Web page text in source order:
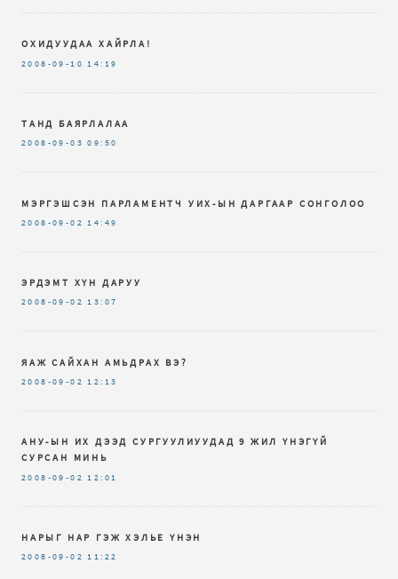
ОХИДУУДАА ХАЙРЛА!
2008-09-10 14:19
ТАНД БАЯРЛАЛАА
2008-09-03 09:50
МЭРГЭШСЭН ПАРЛАМЕНТЧ УИХ-ЫН ДАРГААР СОНГОЛОО
2008-09-02 14:49
ЭРДЭМТ ХҮН ДАРУУ
2008-09-02 13:07
ЯАЖ САЙХАН АМЬДРАХ ВЭ?
2008-09-02 12:13
АНУ-ЫН ИХ ДЭЭД СУРГУУЛИУУДАД 9 ЖИЛ ҮНЭГҮЙ
СУРСАН МИНЬ
2008-09-02 12:01
НАРЫГ НАР ГЭЖ ХЭЛЬЕ ҮНЭН
2008-09-02 11:22